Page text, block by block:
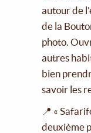
autour de
de la
photo.
autres
bien
savoir les
📍 «
deuxième